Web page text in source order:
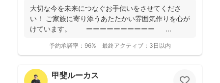
大切な今を未来につなぐお手伝いをさせてくださ
い！ ご家族に寄り添うあたたかい雰囲気作りを心が
けています。 ーーーーーーーーーー ...
予約承諾率： 96% 最終アクティブ： 3日以内
甲斐ルーカス